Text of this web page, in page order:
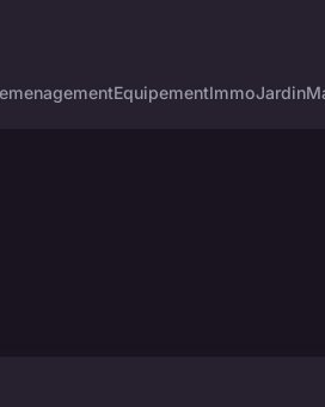
EquipementImmoJardin